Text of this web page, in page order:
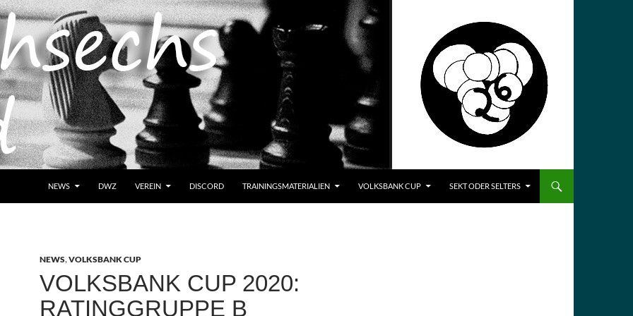
NEWS DWZ VEREIN DISCORD TRAININGSMATERIALIEN VOLKSBANK CUP SEKT ODER SELTERS
NEWS,VOLKSBANK CUP
VOLKSBANK CUP 2020:
RATINGGRUPPE B